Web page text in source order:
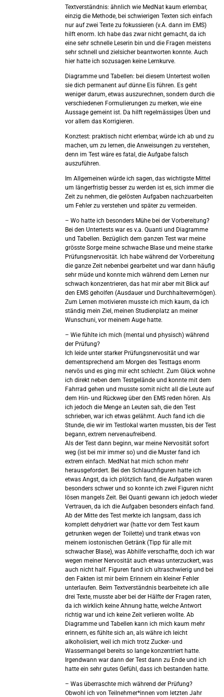
Textverständnis: ähnlich wie MedNat kaum erlernbar,
einzig die Methode, bei schwierigen Texten sich einfach
nur auf zwei Texte zu fokussieren (v.A. dann im EMS)
hilft enorm. Ich habe das zwar nicht gemacht, da ich
eine sehr schnelle Leserin bin und die Fragen meistens
sehr schnell und zielsicher beantworten konnte. Auch
hier hatte ich sozusagen keine Lernkurve.
Diagramme und Tabellen: bei diesem Untertest wollen
sie dich permanent auf dünne Eis führen. Es geht
weniger darum, etwas auszurechnen, sondern durch die
verschiedenen Formulierungen zu merken, wie eine
Aussage gemeint ist. Da hilft regelmässiges Üben und
vor allem das Korrigieren.
Konztest: praktisch nicht erlernbar, würde ich ab und zu
machen, um zu lernen, die Anweisungen zu verstehen,
denn im Test wäre es fatal, die Aufgabe falsch
auszuführen.
Im Allgemeinen würde ich sagen, das wichtigste Mittel
um längerfristig besser zu werden ist es, sich immer die
Zeit zu nehmen, die gelösten Aufgaben nachzuarbeiten
um Fehler zu verstehen und später zu vermeiden.
– Wo hatte ich besonders Mühe bei der Vorbereitung?
Bei den Untertests war es v.a. Quanti und Diagramme
und Tabellen. Bezüglich dem ganzen Test war meine
grösste Sorge meine schwache Blase und meine starke
Prüfungsnervosität. Ich habe während der Vorbereitung
die ganze Zeit nebenbei gearbeitet und war dann häufig
sehr müde und konnte mich während dem Lernen nur
schwach konzentrieren, das hat mir aber mit Blick auf
den EMS geholfen (Ausdauer und Durchhaltevermögen).
Zum Lernen motivieren musste ich mich kaum, da ich
ständig mein Ziel, meinen Studienplatz an meiner
Wunschuni, vor meinem Auge hatte.
– Wie fühlte ich mich (mental und physisch) während
der Prüfung?
Ich leide unter starker Prüfungsnervosität und war
dementsprechend am Morgen des Testtags enorm
nervös und es ging mir echt schlecht. Zum Glück wohne
ich direkt neben dem Testgelände und konnte mit dem
Fahrrad gehen und musste somit nicht all die Leute auf
dem Hin- und Rückweg über den EMS reden hören. Als
ich jedoch die Menge an Leuten sah, die den Test
schrieben, war ich etwas gelähmt. Auch fand ich die
Stunde, die wir im Testlokal warten mussten, bis der Test
begann, extrem nervenaufreibend.
Als der Test dann beginn, war meine Nervosität sofort
weg (ist bei mir immer so) und die Muster fand ich
extrem einfach. MedNat hat mich schon mehr
herausgefordert. Bei den Schlauchfiguren hatte ich
etwas Angst, da ich plötzlich fand, die Aufgaben waren
besonders schwer und so konnte ich zwei Figuren nicht
lösen mangels Zeit. Bei Quanti gewann ich jedoch wieder
Vertrauen, da ich die Aufgaben besonders einfach fand.
Ab der Mitte des Test merkte ich langsam, dass ich
komplett dehydriert war (hatte vor dem Test kaum
getrunken wegen der Toilette) und trank etwas von
meinem iostonischen Getränk (Tipp für alle mit
schwacher Blase), was Abhilfe verschaffte, doch ich war
wegen meiner Nervosität auch etwas unterzuckert, was
auch nicht half. Figuren fand ich ultraschwierig und bei
den Fakten ist mir beim Erinnern ein kleiner Fehler
unterlaufen. Beim Textverständnis bearbeitete ich alle
drei Texte, musste aber bei der Hälfte der Fragen raten,
da ich wirklich keine Ahnung hatte, welche Antwort
richtig war und ich keine Zeit verlieren wollte. Ab
Diagramme und Tabellen kann ich mich kaum mehr
erinnern, es fühlte sich an, als währe ich leicht
alkoholisiert, weil ich mich trotz Zucker- und
Wassermangel bereits so lange konzentriert hatte.
Irgendwann war dann der Test dann zu Ende und ich
hatte ein sehr gutes Gefühl, dass ich bestanden hatte.
– Was überraschte mich während der Prüfung?
Obwohl ich von Teilnehmer*innen vom letzten Jahr